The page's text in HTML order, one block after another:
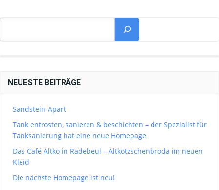
NEUESTE BEITRÄGE
Sandstein-Apart
Tank entrosten, sanieren & beschichten – der Spezialist für
Tanksanierung hat eine neue Homepage
Das Café Altkö in Radebeul – Altkötzschenbroda im neuen
Kleid
Die nächste Homepage ist neu!